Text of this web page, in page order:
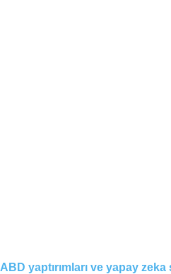
ABD yaptırımları ve yapay zeka